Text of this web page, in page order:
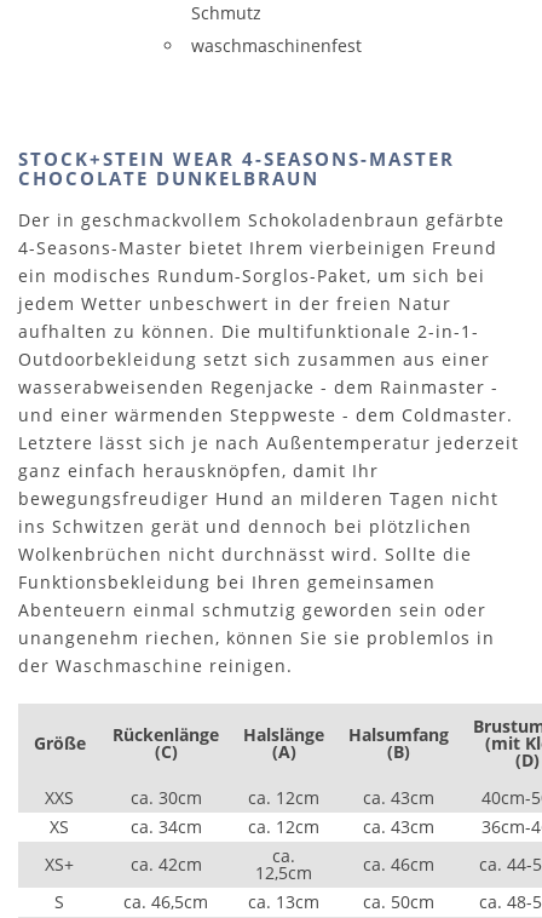
Schmutz
waschmaschinenfest
STOCK+STEIN WEAR 4-SEASONS-MASTER
CHOCOLATE DUNKELBRAUN
Der in geschmackvollem Schokoladenbraun gefärbte
4-Seasons-Master bietet Ihrem vierbeinigen Freund
ein modisches Rundum-Sorglos-Paket, um sich bei
jedem Wetter unbeschwert in der freien Natur
aufhalten zu können. Die multifunktionale 2-in-1-
Outdoorbekleidung setzt sich zusammen aus einer
wasserabweisenden Regenjacke - dem Rainmaster -
und einer wärmenden Steppweste - dem Coldmaster.
Letztere lässt sich je nach Außentemperatur jederzeit
ganz einfach herausknöpfen, damit Ihr
bewegungsfreudiger Hund an milderen Tagen nicht
ins Schwitzen gerät und dennoch bei plötzlichen
Wolkenbrüchen nicht durchnässt wird. Sollte die
Funktionsbekleidung bei Ihren gemeinsamen
Abenteuern einmal schmutzig geworden sein oder
unangenehm riechen, können Sie sie problemlos in
der Waschmaschine reinigen.
Größe Rückenlänge
(C)
Halslänge
(A)
Halsumfang
(B) (mit
(D)
XXS
ca. 30cm ca. 12cm ca. 43cm
40cm-
XS
ca. 34cm ca. 12cm ca. 43cm
36cm-
XS+
ca. 42cm ca.
12,5cm ca. 46cm
ca. 44-
S
ca. 46,5cm ca. 13cm ca. 50cm
ca. 48-